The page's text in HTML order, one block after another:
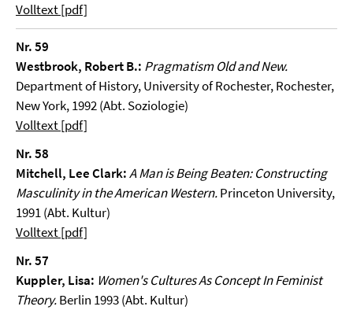
Volltext [pdf]
Nr. 59
Westbrook, Robert B.: Pragmatism Old and New.
Department of History, University of Rochester, Rochester,
New York, 1992 (Abt. Soziologie)
Volltext [pdf]
Nr. 58
Mitchell, Lee Clark:A Man is Being Beaten: Constructing
Masculinity in the American Western.Princeton University,
1991 (Abt. Kultur)
Volltext [pdf]
Nr. 57
Kuppler, Lisa: Women's Cultures As Concept In Feminist
Theory.Berlin 1993 (Abt. Kultur)